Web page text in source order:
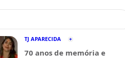
TJ APARECIDA
70 anos de memória e